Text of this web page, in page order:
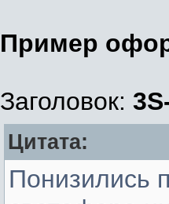
Пример
Заголовок:
Цитата:
Понизились